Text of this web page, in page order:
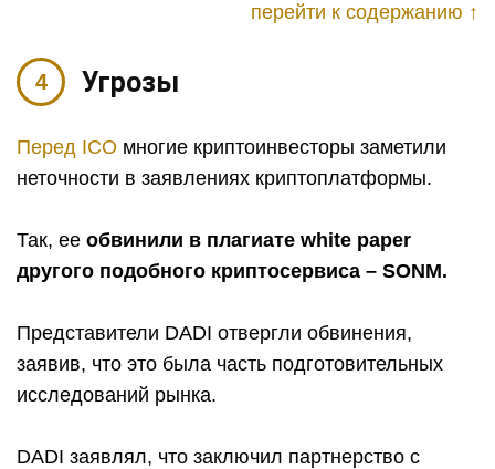
перейти к содержанию ↑
Угрозы
Перед ICO многие криптоинвесторы заметили
неточности в заявлениях криптоплатформы.
Так, ее обвинили в плагиате white paper
другого подобного криптосервиса – SONM.
Представители DADI отвергли обвинения,
заявив, что это была часть подготовительных
исследований рынка.
DADI заявлял, что заключил партнерство с